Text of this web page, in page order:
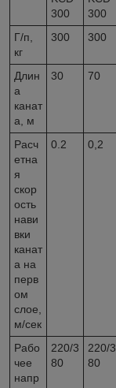
300
300
Г/п,
кг
300 300
Длин
а
канат
а, м
30 70
Расч
етна
я
скор
ость
нави
вки
канат
а на
перв
ом
слое,
м/сек
0.2 0,2
Рабо
чее
напр
220/3
80
220/3
80